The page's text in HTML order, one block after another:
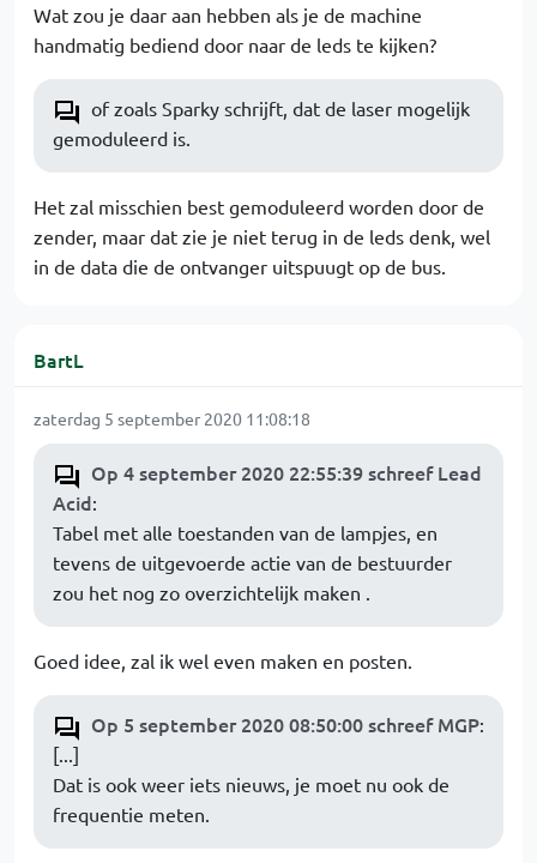
Wat zou je daar aan hebben als je de machine
handmatig bediend door naar de leds te kijken?
of zoals Sparky schrijft, dat de laser mogelijk
gemoduleerd is.
Het zal misschien best gemoduleerd worden door de
zender, maar dat zie je niet terug in de leds denk, wel
in de data die de ontvanger uitspuugt op de bus.
BartL
zaterdag 5 september 2020 11:08:18
Op 4 september 2020 22:55:39 schreef Lead
Acid:
Tabel met alle toestanden van de lampjes, en
tevens de uitgevoerde actie van de bestuurder
zou het nog zo overzichtelijk maken .
Goed idee, zal ik wel even maken en posten.
Op 5 september 2020 08:50:00 schreef MGP:
[...]
Dat is ook weer iets nieuws, je moet nu ook de
frequentie meten.